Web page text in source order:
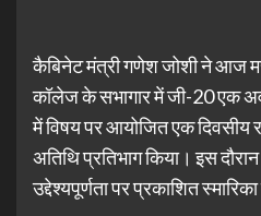
कैबिनेट मंत्री गणेश जोशी ने आज
कॉलेज के सभागार में जी-20 एक
में विषय पर आयोजित एक दिवसीय
अतिथि प्रतिभाग किया। इस
उद्देश्यपूर्णता पर प्रकाशित